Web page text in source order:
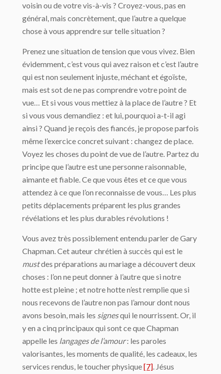
voisin ou de votre vis-à-vis ? Croyez-vous, pas en
général, mais concrètement, que l’autre a quelque
chose à vous apprendre sur telle situation ?
Prenez une situation de tension que vous vivez. Bien
évidemment, c’est vous qui avez raison et c’est l’autre
qui est non seulement injuste, méchant et égoïste,
mais est sot de ne pas comprendre votre point de
vue… Et si vous vous mettiez à la place de l’autre ? Et
si vous vous demandiez : et lui, pourquoi a-t-il agi
ainsi ? Quand je reçois des fiancés, je propose parfois
même l’exercice concret suivant : changez de place.
Voyez les choses du point de vue de l’autre. Partez du
principe que l’autre est une personne raisonnable,
aimante et fiable. Ce que vous êtes et ce que vous
attendez à ce que l’on reconnaisse de vous… Les plus
petits déplacements préparent les plus grandes
révélations et les plus durables révolutions !
Vous avez très possiblement entendu parler de Gary
Chapman. Cet auteur chrétien à succès qui est le
mustdes préparations au mariage a découvert deux
choses : l’on ne peut donner à l’autre que si notre
hotte est pleine ; et notre hotte n’est remplie que si
nous recevons de l’autre non pas l’amour dont nous
avons besoin, mais les signesqui le nourrissent. Or, il
y en a cinq principaux qui sont ce que Chapman
appelle les langages de l’amour: les paroles
valorisantes, les moments de qualité, les cadeaux, les
services rendus, le toucher physique[7]. Jésus